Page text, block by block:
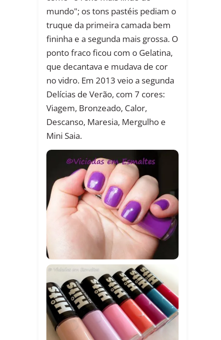
mundo"; os tons pastéis pediam o
truque da primeira camada bem
fininha e a segunda mais grossa. O
ponto fraco ficou com o Gelatina,
que decantava e mudava de cor
no vidro. Em 2013 veio a segunda
Delícias de Verão, com 7 cores:
Viagem, Bronzeado, Calor,
Descanso, Maresia, Mergulho e
Mini Saia.